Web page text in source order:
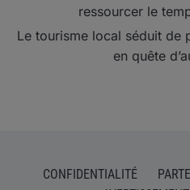
ressourcer le
Le tourisme local séduit de
en quête
CONFIDENTIALITÉ